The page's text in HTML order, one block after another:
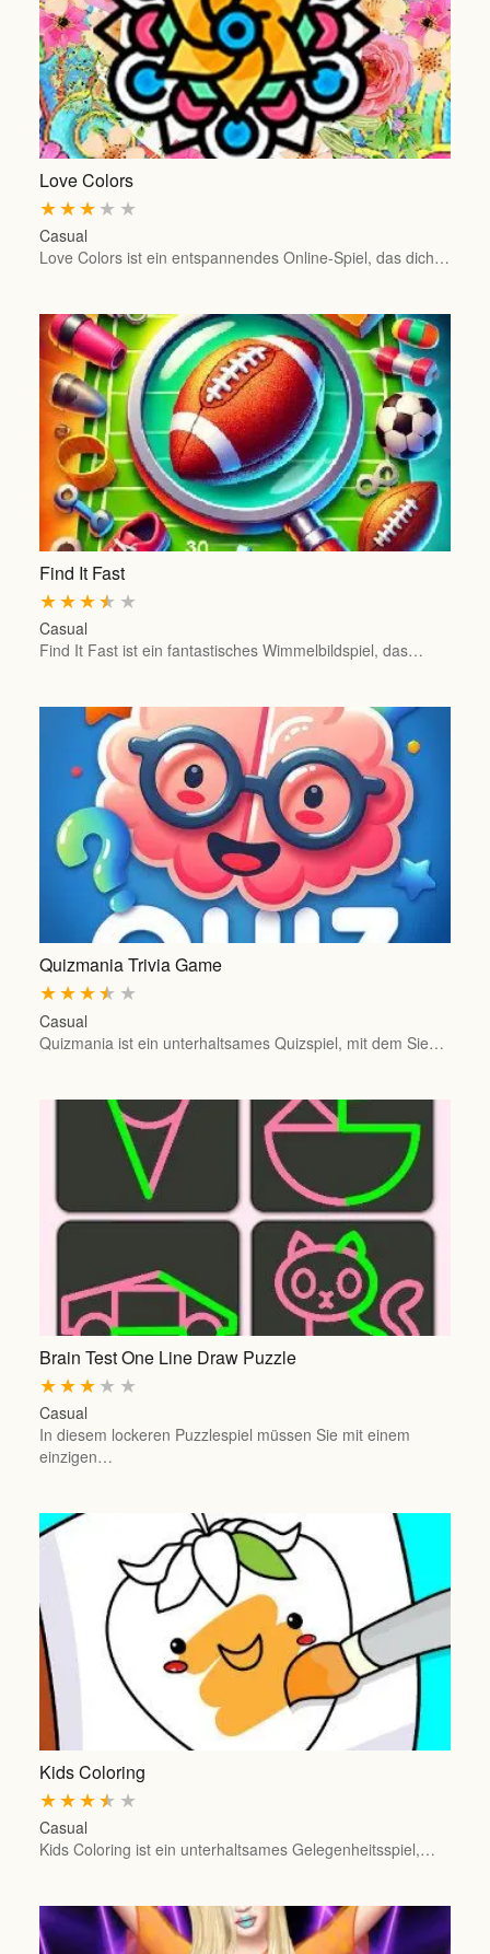
Love Colors
★
★
★
★
★
Casual
Love Colors ist ein entspannendes Online-Spiel, das dich…
Find It Fast
★
★
★
★
★
Casual
Find It Fast ist ein fantastisches Wimmelbildspiel, das…
Quizmania Trivia Game
★
★
★
★
★
Casual
Quizmania ist ein unterhaltsames Quizspiel, mit dem Sie…
Brain Test One Line Draw Puzzle
★
★
★
★
★
Casual
In diesem lockeren Puzzlespiel müssen Sie mit einem
einzigen…
Kids Coloring
★
★
★
★
★
Casual
Kids Coloring ist ein unterhaltsames Gelegenheitsspiel,…